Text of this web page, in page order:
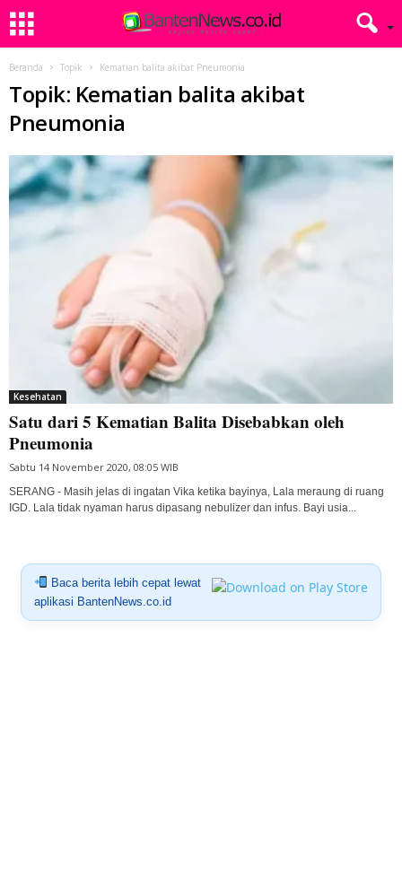
Beranda Topik Kematian balita akibat Pneumonia
Topik: Kematian balita akibat
Pneumonia
Kesehatan
Satu dari 5 Kematian Balita Disebabkan oleh
Pneumonia
Sabtu 14 November 2020, 08:05 WIB
SERANG - Masih jelas di ingatan Vika ketika bayinya, Lala meraung di ruang
IGD. Lala tidak nyaman harus dipasang nebulizer dan infus. Bayi usia...
Baca berita lebih cepat lewat
aplikasi BantenNews.co.id